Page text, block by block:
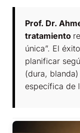
Prof. Dr.
tratamiento
única”. El
planificar
(dura,
específica de